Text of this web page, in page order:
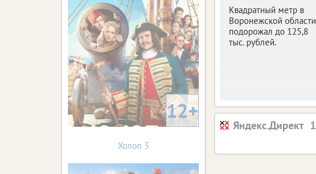
Квадратный метр в
Воронежской области
подорожал до 125,8
тыс. рублей.
Яндекс.Директ
12+
Холоп 3